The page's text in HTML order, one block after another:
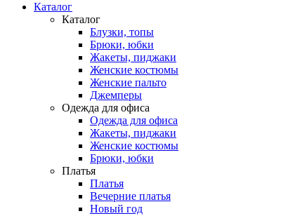
Каталог
Каталог
Блузки, топы
Брюки, юбки
Жакеты, пиджаки
Женские костюмы
Женские пальто
Джемперы
Одежда для офиса
Одежда для офиса
Жакеты, пиджаки
Женские костюмы
Брюки, юбки
Платья
Платья
Вечерние платья
Новый год